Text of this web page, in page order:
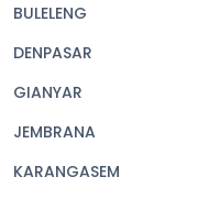
BULELENG
DENPASAR
GIANYAR
JEMBRANA
KARANGASEM